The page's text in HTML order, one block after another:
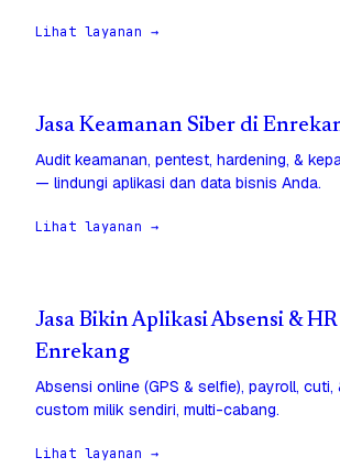
Lihat layanan →
Jasa Keamanan Siber di
Audit keamanan, pentest, hardening, &
— lindungi aplikasi dan data bisnis Anda.
Lihat layanan →
Jasa Bikin Aplikasi Absensi &
Enrekang
Absensi online (GPS & selfie), payroll, cuti,
custom milik sendiri, multi-cabang.
Lihat layanan →